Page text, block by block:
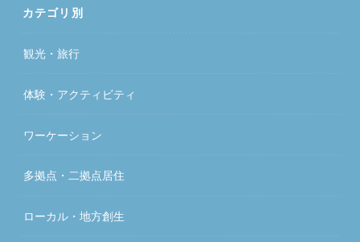
カテゴリ別
観光・旅行
体験・アクティビティ
ワーケーション
多拠点・二拠点居住
ローカル・地方創生